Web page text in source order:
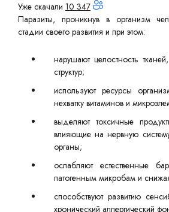
Уже скачали 10 347
Паразиты, проникнув в организм
стадии своего развития и при этом:
нарушают целостность
структур;
используют ресурсы
нехватку витаминов и
выделяют токсичные
влияющие на нервную
органы;
ослабляют естественные
патогенным микробам и
способствуют развитию
хронический аллергический